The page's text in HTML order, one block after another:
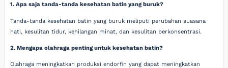
1. Apa saja tanda-tanda kesehatan batin yang buruk?
Tanda-tanda kesehatan batin yang buruk meliputi perubahan suasana
hati, kesulitan tidur, kehilangan minat, dan kesulitan berkonsentrasi.
2. Mengapa olahraga penting untuk kesehatan batin?
Olahraga meningkatkan produksi endorfin yang dapat meningkatkan